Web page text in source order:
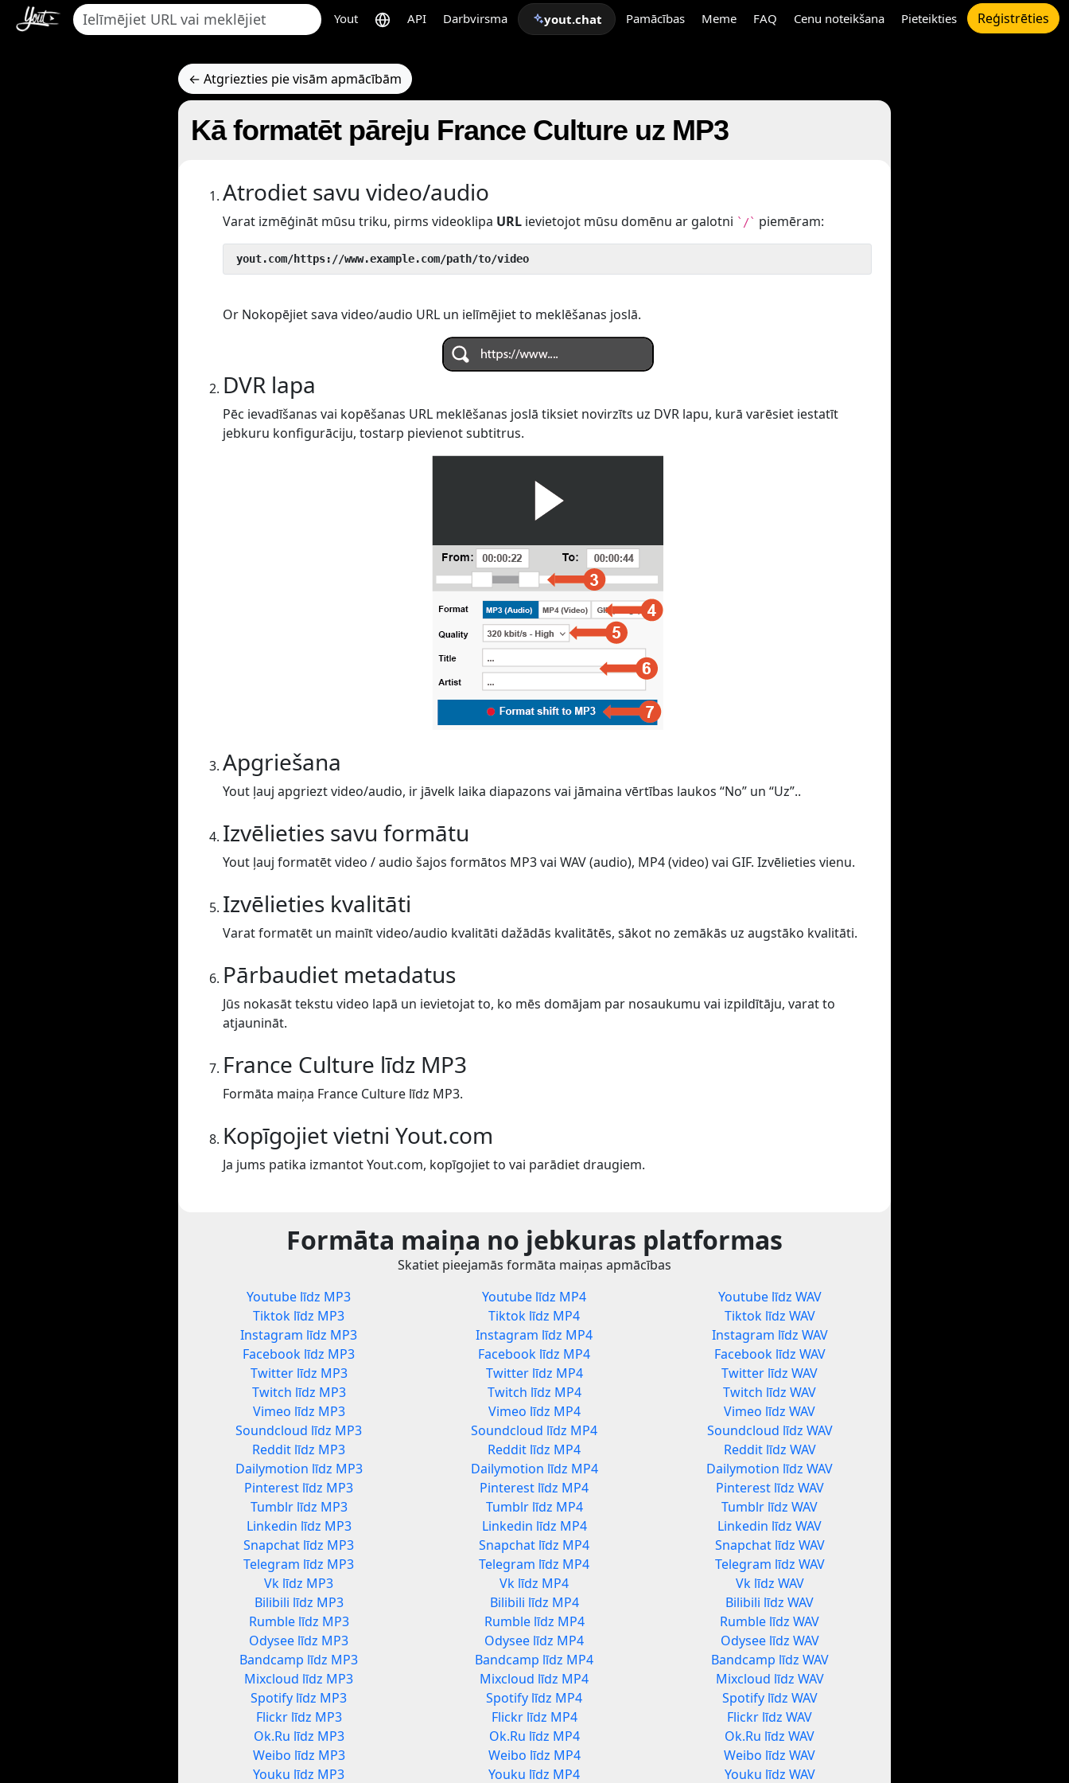
Yout API Darbvirsma yout.chat Pamācības Meme FAQ Cenu noteikšana Pieteikties Reģistrēties
← Atgriezties pie visām apmācībām
Kā formatēt pāreju France Culture uz MP3
Atrodiet savu video/audio
Varat izmēģināt mūsu triku, pirms videoklipa URL ievietojot mūsu domēnu ar galotni `/` piemēram:
yout.com/https://www.example.com/path/to/video
Or Nokopējiet sava video/audio URL un ielīmējiet to meklēšanas joslā.
DVR lapa
Pēc ievadīšanas vai kopēšanas URL meklēšanas joslā tiksiet novirzīts uz DVR lapu, kurā varēsiet iestatīt
jebkuru konfigurāciju, tostarp pievienot subtitrus.
Apgriešana
Yout ļauj apgriezt video/audio, ir jāvelk laika diapazons vai jāmaina vērtības laukos “No” un “Uz”..
Izvēlieties savu formātu
Yout ļauj formatēt video / audio šajos formātos MP3 vai WAV (audio), MP4 (video) vai GIF. Izvēlieties vienu.
Izvēlieties kvalitāti
Varat formatēt un mainīt video/audio kvalitāti dažādās kvalitātēs, sākot no zemākās uz augstāko kvalitāti.
Pārbaudiet metadatus
Jūs nokasāt tekstu video lapā un ievietojat to, ko mēs domājam par nosaukumu vai izpildītāju, varat to
atjaunināt.
France Culture līdz MP3
Formāta maiņa France Culture līdz MP3.
Kopīgojiet vietni Yout.com
Ja jums patika izmantot Yout.com, kopīgojiet to vai parādiet draugiem.
Formāta maiņa no jebkuras platformas
Skatiet pieejamās formāta maiņas apmācības
Youtube līdz MP3
Tiktok līdz MP3
Instagram līdz MP3
Facebook līdz MP3
Twitter līdz MP3
Twitch līdz MP3
Vimeo līdz MP3
Soundcloud līdz MP3
Reddit līdz MP3
Dailymotion līdz MP3
Pinterest līdz MP3
Tumblr līdz MP3
Linkedin līdz MP3
Snapchat līdz MP3
Telegram līdz MP3
Vk līdz MP3
Bilibili līdz MP3
Rumble līdz MP3
Odysee līdz MP3
Bandcamp līdz MP3
Mixcloud līdz MP3
Spotify līdz MP3
Flickr līdz MP3
Ok.Ru līdz MP3
Weibo līdz MP3
Youku līdz MP3
Youtube līdz MP4
Tiktok līdz MP4
Instagram līdz MP4
Facebook līdz MP4
Twitter līdz MP4
Twitch līdz MP4
Vimeo līdz MP4
Soundcloud līdz MP4
Reddit līdz MP4
Dailymotion līdz MP4
Pinterest līdz MP4
Tumblr līdz MP4
Linkedin līdz MP4
Snapchat līdz MP4
Telegram līdz MP4
Vk līdz MP4
Bilibili līdz MP4
Rumble līdz MP4
Odysee līdz MP4
Bandcamp līdz MP4
Mixcloud līdz MP4
Spotify līdz MP4
Flickr līdz MP4
Ok.Ru līdz MP4
Weibo līdz MP4
Youku līdz MP4
Youtube līdz WAV
Tiktok līdz WAV
Instagram līdz WAV
Facebook līdz WAV
Twitter līdz WAV
Twitch līdz WAV
Vimeo līdz WAV
Soundcloud līdz WAV
Reddit līdz WAV
Dailymotion līdz WAV
Pinterest līdz WAV
Tumblr līdz WAV
Linkedin līdz WAV
Snapchat līdz WAV
Telegram līdz WAV
Vk līdz WAV
Bilibili līdz WAV
Rumble līdz WAV
Odysee līdz WAV
Bandcamp līdz WAV
Mixcloud līdz WAV
Spotify līdz WAV
Flickr līdz WAV
Ok.Ru līdz WAV
Weibo līdz WAV
Youku līdz WAV